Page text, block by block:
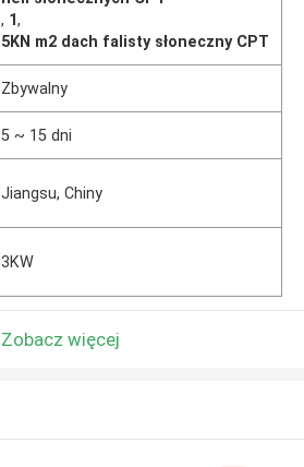
, 1,
5KN m2 dach falisty słoneczny CPT
Zbywalny
5 ~ 15 dni
Jiangsu, Chiny
3KW
Zobacz więcej